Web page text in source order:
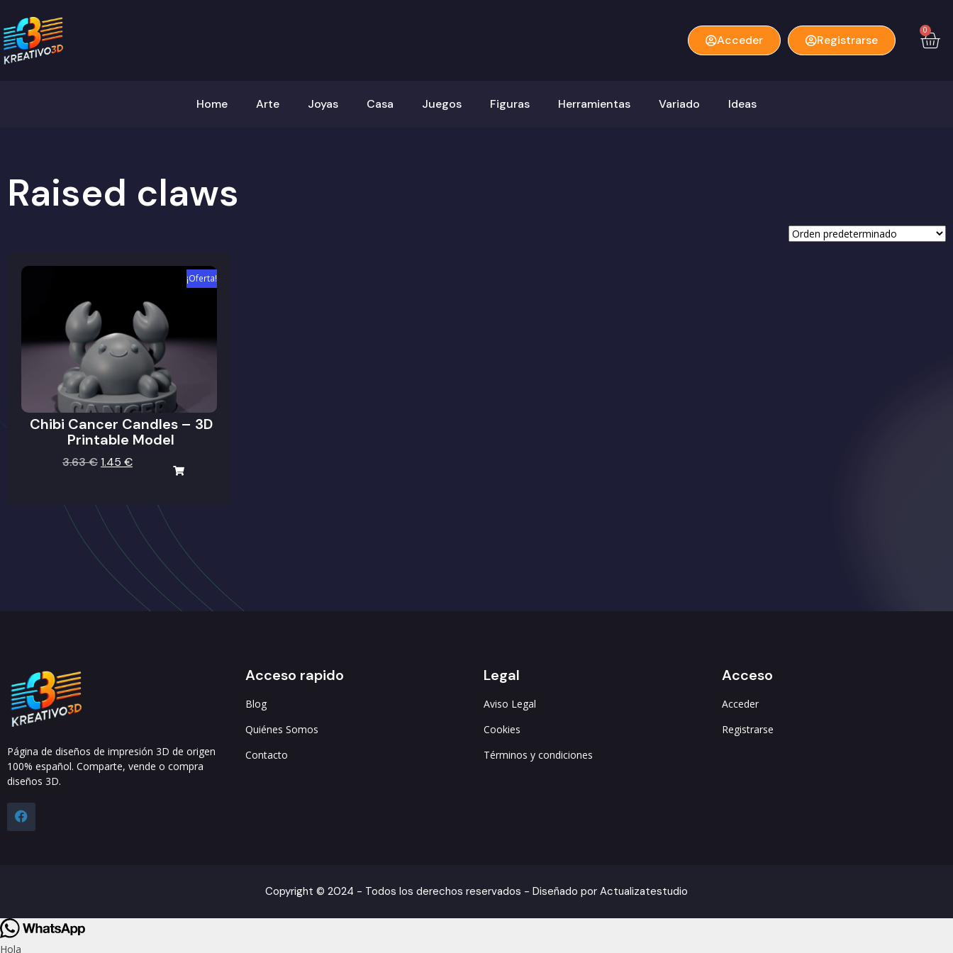
Acceder Registrarse
0
Home Arte Joyas Casa Juegos Figuras Herramientas Variado Ideas
Raised claws
¡Oferta!
Chibi Cancer Candles – 3D
Printable Model
3.63€1.45 €
Página de diseños de impresión 3D de origen
100% español. Comparte, vende o compra
diseños 3D.
Acceso rapido
Blog
Quiénes Somos
Contacto
Legal
Aviso Legal
Cookies
Términos y condiciones
Acceso
Acceder
Registrarse
Copyright © 2024 - Todos los derechos reservados - Diseñado por Actualizatestudio
Hola